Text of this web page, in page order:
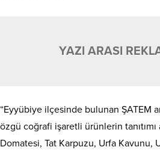
YAZI ARASI
“Eyyübiye ilçesinde bulunan ŞATEM
özgü coğrafi işaretli ürünlerin
Domatesi, Tat Karpuzu, Urfa Kavunu,